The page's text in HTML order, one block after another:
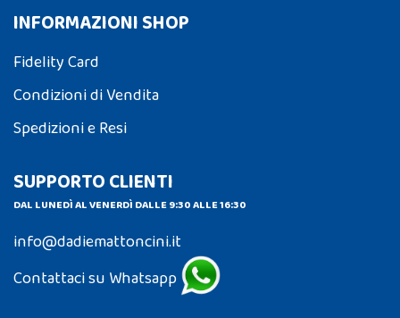
INFORMAZIONI SHOP
Fidelity Card
Condizioni di Vendita
Spedizioni e Resi
SUPPORTO CLIENTI
DAL LUNEDÌ AL VENERDÌ DALLE 9:30 ALLE 16:30
info@dadiemattoncini.it
Contattaci su Whatsapp